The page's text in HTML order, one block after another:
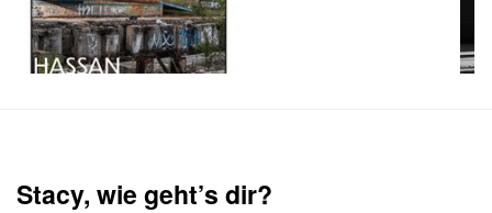
Stacy, wie geht’s dir?